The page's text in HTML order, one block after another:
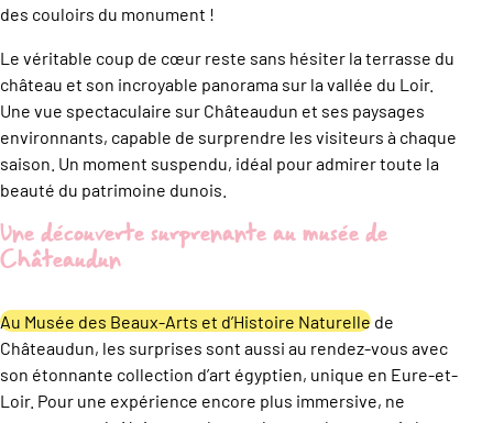
des couloirs du monument !
Le véritable coup de cœur reste sans hésiter la terrasse du
château et son incroyable panorama sur la vallée du Loir.
Une vue spectaculaire sur Châteaudun et ses paysages
environnants, capable de surprendre les visiteurs à chaque
saison. Un moment suspendu, idéal pour admirer toute la
beauté du patrimoine dunois.
Une découverte surprenante au musée de
Châteaudun
Au Musée des Beaux-Arts et d’Histoire Naturelle de
Châteaudun, les surprises sont aussi au rendez-vous avec
son étonnante collection d’art égyptien, unique en Eure-et-
Loir. Pour une expérience encore plus immersive, ne